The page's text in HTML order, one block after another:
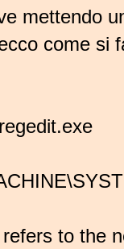
mettendo
come si
to the